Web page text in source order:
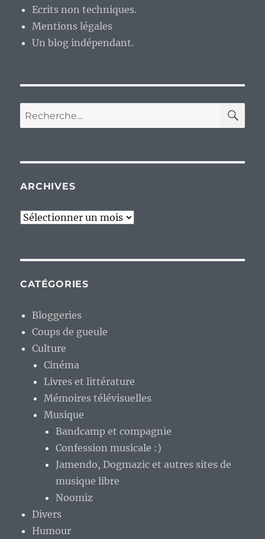
Ecrits non techniques.
Mentions légales
Un blog indépendant.
Recherche
pour :
ARCHIVES
Archives
CATÉGORIES
Bloggeries
Coups de gueule
Culture
Cinéma
Livres et littérature
Mémoires télévisuelles
Musique
Bandcamp et compagnie
Confession musicale :)
Jamendo, Dogmazic et autres sites de
musique libre
Noomiz
Divers
Humour